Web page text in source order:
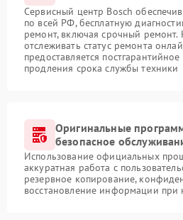
Сервисный центр Bosch
по всей РФ, бесплатную
ремонт, включая срочный ремонт.
отслеживать статус ремонта
предоставляется
продления срока службы техники
Оригинальные
безопасное
Использование официальных
аккуратная работа с
резервное копирование,
восстановление информации при